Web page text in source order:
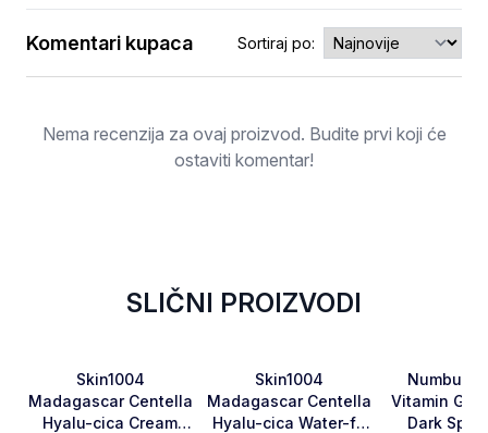
Ocjena
Komentari kupaca Sortiraj po:
Nema recenzija za ovaj proizvod. Budite prvi koji će
ostaviti komentar!
SLIČNI PROIZVODI
Skin1004
Madagascar Centella
Hyalu-cica Cream
Favorite
Skin1004
Madagascar Centella
Hyalu-cica Water-fit
Numbuzin
Vitamin
Dark Spot